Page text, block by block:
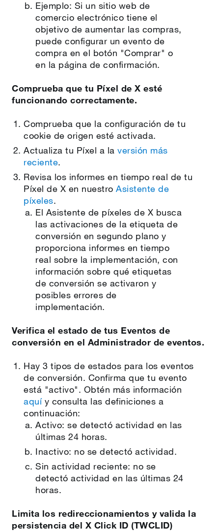
Ejemplo: Si un sitio web de
comercio electrónico tiene el
objetivo de aumentar las compras,
puede configurar un evento de
compra en el botón "Comprar" o
en la página de confirmación.
Comprueba que tu Píxel de X esté
funcionando correctamente.
Comprueba que la configuración de tu
cookie de origen esté activada.
Actualiza tu Píxel a la versión más
reciente.
Revisa los informes en tiempo real de tu
Píxel de X en nuestro Asistente de
píxeles.
El Asistente de píxeles de X busca
las activaciones de la etiqueta de
conversión en segundo plano y
proporciona informes en tiempo
real sobre la implementación, con
información sobre qué etiquetas
de conversión se activaron y
posibles errores de
implementación.
Verifica el estado de tus Eventos de
conversión en el Administrador de eventos.
Hay 3 tipos de estados para los eventos
de conversión. Confirma que tu evento
está "activo". Obtén más información
aquíy consulta las definiciones a
continuación:
Activo: se detectó actividad en las
últimas 24 horas.
Inactivo: no se detectó actividad.
Sin actividad reciente: no se
detectó actividad en las últimas 24
horas.
Limita los redireccionamientos y valida la
persistencia del X Click ID (TWCLID)